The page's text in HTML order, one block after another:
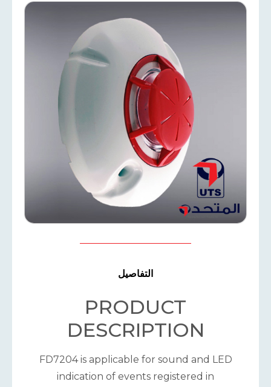
التفاصيل
PRODUCT
DESCRIPTION
FD7204 is applicable for sound and LED
indication of events registered in